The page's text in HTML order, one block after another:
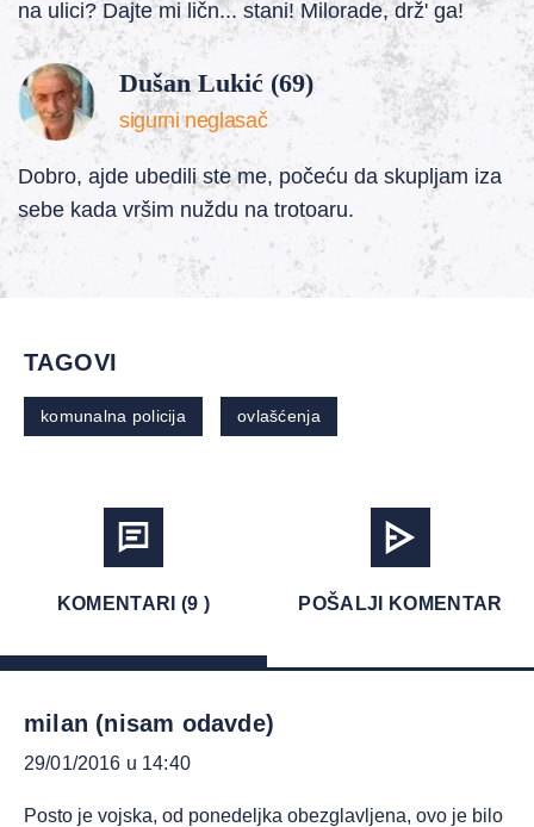
na ulici? Dajte mi ličn... stani! Milorade, drž' ga!
Dušan Lukić (69)
sigurni neglasač
Dobro, ajde ubedili ste me, počeću da skupljam iza
sebe kada vršim nuždu na trotoaru.
TAGOVI
komunalna policija ovlašćenja
KOMENTARI (9 ) POŠALJI KOMENTAR
milan (nisam odavde)
29/01/2016 u 14:40
Posto je vojska, od ponedeljka obezglavljena, ovo je bilo